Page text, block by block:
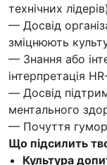
технічних
— Досвід
зміцнюють
— Знання або
інтерпретація
— Досвід
ментального
— Почуття
Що підсилить
Культура